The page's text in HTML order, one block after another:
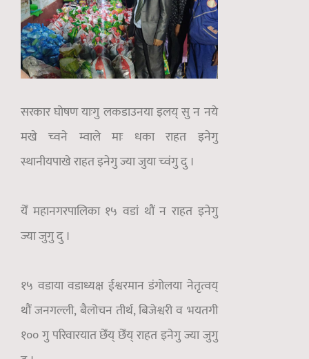
सरकार घोषण याःगु लकडाउनया इलय् सु न नये
मखे च्वने म्वाले माः धका राहत इनेगु
स्थानीयपाखे राहत इनेगु ज्या जुया च्वंगु दु ।
येँ महानगरपालिका १५ वडां थौं न राहत इनेगु
ज्या जुगु दु ।
१५ वडाया वडाध्यक्ष ईश्वरमान डंगोलया नेतृत्वय्
थौं जनगल्ली, बैलोचन तीर्थ, बिजेश्वरी व भयतगी
१०० गु परिवारयात छेँय् छेँय् राहत इनेगु ज्या जुगु